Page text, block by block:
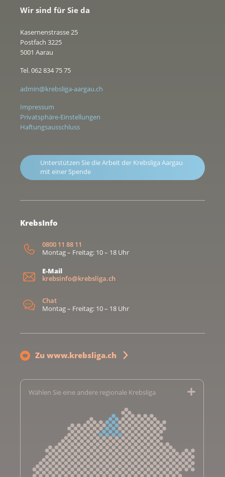
Wir sind für Sie da
Kasernenstrasse 25
Postfach 3225
5001 Aarau
Tel. 062 834 75 75
admin@krebsliga-aargau.ch
Impressum
Privatsphäre-Einstellungen
Haftungsausschluss
Unterstützen Sie die Arbeit der Krebsliga Aargau
mit einer Spende
KrebsInfo
0800 11 88 11
Montag – Freitag: 10 – 18 Uhr
E-Mail
krebsinfo@krebsliga.ch
Chat
Montag – Freitag: 10 – 18 Uhr
Zu www.krebsliga.ch
Wählen Sie eine andere regionale Krebsliga